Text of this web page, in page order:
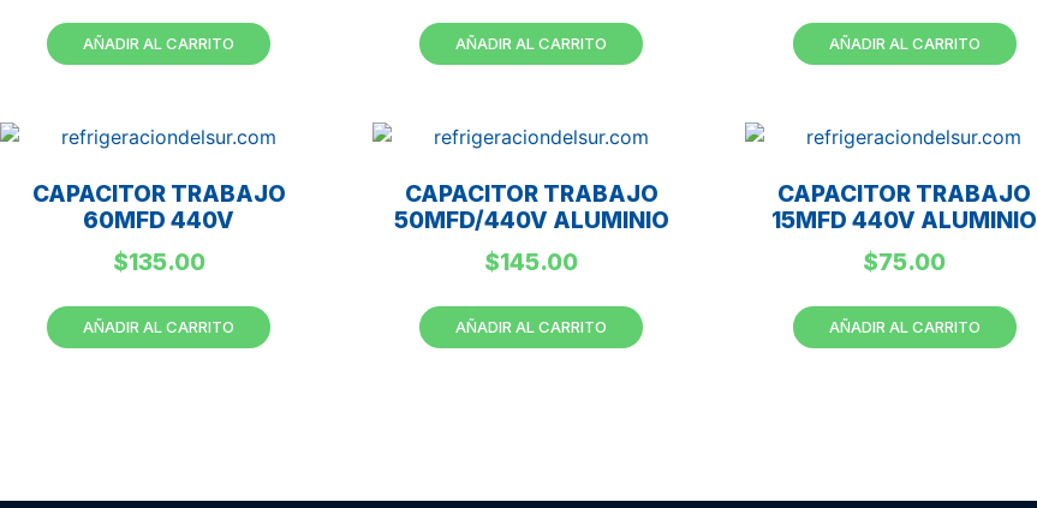
AÑADIR AL CARRITO AÑADIR AL CARRITO AÑADIR AL CARRITO
CAPACITOR TRABAJO
60MFD 440V
$135.00
AÑADIR AL CARRITO
CAPACITOR TRABAJO
50MFD/440V ALUMINIO
$145.00
AÑADIR AL CARRITO
CAPACITOR TRABAJO
15MFD 440V ALUMINIO
$75.00
AÑADIR AL CARRITO